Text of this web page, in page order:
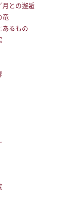
月との邂逅
竜
あるもの